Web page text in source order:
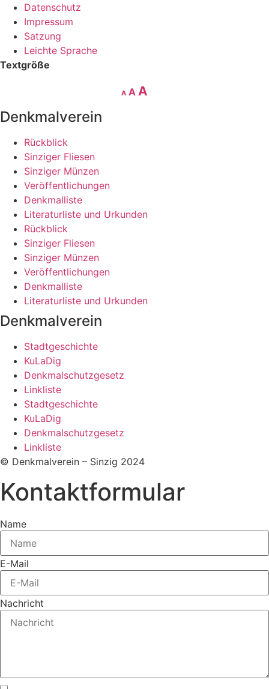
Datenschutz
Impressum
Satzung
Leichte Sprache
Textgröße
A
Decrease
font
A Reset
A
Denkmalverein
Rückblick
Sinziger Fliesen
Sinziger Münzen
Veröffentlichungen
Denkmalliste
Literaturliste und Urkunden
Rückblick
Sinziger Fliesen
Sinziger Münzen
Veröffentlichungen
Denkmalliste
Literaturliste und Urkunden
Denkmalverein
Stadtgeschichte
KuLaDig
Denkmalschutzgesetz
Linkliste
Stadtgeschichte
KuLaDig
Denkmalschutzgesetz
Linkliste
© Denkmalverein – Sinzig 2024
Kontaktformular
Name
E-Mail
Nachricht